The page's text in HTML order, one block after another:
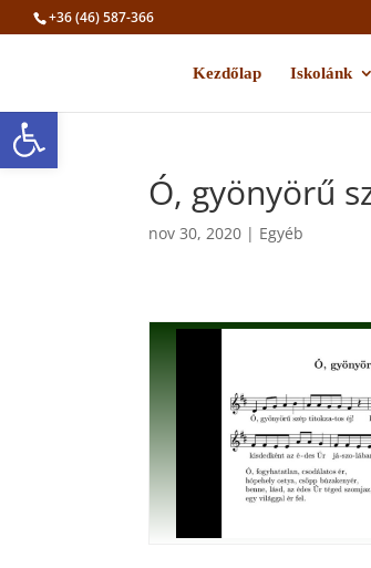
Eszköztár megnyitása
+36 (46) 587-366
Kezdőlap Iskolánk
Ó, gyönyörű
nov 30, 2020 | Egyéb